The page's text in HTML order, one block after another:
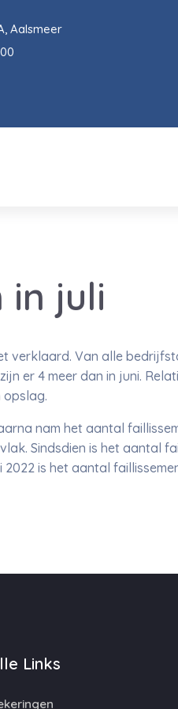
Aalsmeer
in juli
verklaard. Van alle
er 4 meer dan in juni.
opslag.
nam het aantal
Sindsdien is het aantal
is het aantal
Links